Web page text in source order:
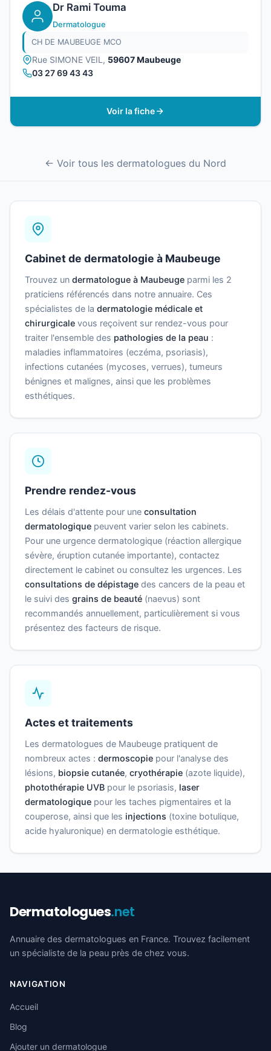
Dr Rami Touma
Dermatologue
CH DE MAUBEUGE MCO
Rue SIMONE VEIL, 59607 Maubeuge
03 27 69 43 43
Voir la fiche
← Voir tous les dermatologues du Nord
Cabinet de dermatologie à Maubeuge
Trouvez un dermatologue à Maubeuge parmi les 2
praticiens référencés dans notre annuaire. Ces
spécialistes de la dermatologie médicale et
chirurgicale vous reçoivent sur rendez-vous pour
traiter l'ensemble des pathologies de la peau :
maladies inflammatoires (eczéma, psoriasis),
infections cutanées (mycoses, verrues), tumeurs
bénignes et malignes, ainsi que les problèmes
esthétiques.
Prendre rendez-vous
Les délais d'attente pour une consultation
dermatologique peuvent varier selon les cabinets.
Pour une urgence dermatologique (réaction allergique
sévère, éruption cutanée importante), contactez
directement le cabinet ou consultez les urgences. Les
consultations de dépistage des cancers de la peau et
le suivi des grains de beauté (naevus) sont
recommandés annuellement, particulièrement si vous
présentez des facteurs de risque.
Actes et traitements
Les dermatologues de Maubeuge pratiquent de
nombreux actes : dermoscopie pour l'analyse des
lésions, biopsie cutanée, cryothérapie (azote liquide),
photothérapie UVB pour le psoriasis, laser
dermatologique pour les taches pigmentaires et la
couperose, ainsi que les injections (toxine botulique,
acide hyaluronique) en dermatologie esthétique.
Dermatologues.net
Annuaire des dermatologues en France. Trouvez facilement
un spécialiste de la peau près de chez vous.
NAVIGATION
Accueil
Blog
Ajouter un dermatologue